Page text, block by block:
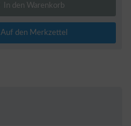
In den Warenkorb
Auf den Merkzettel